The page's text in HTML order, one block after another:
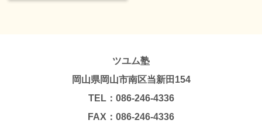
ツユム塾
岡山県岡山市南区当新田154
TEL：086-246-4336
FAX：086-246-4336